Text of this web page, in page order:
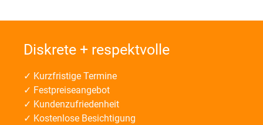
Diskrete + respektvolle
✓ Kurzfristige Termine
✓ Festpreiseangebot
✓ Kundenzufriedenheit
✓ Kostenlose Besichtigung